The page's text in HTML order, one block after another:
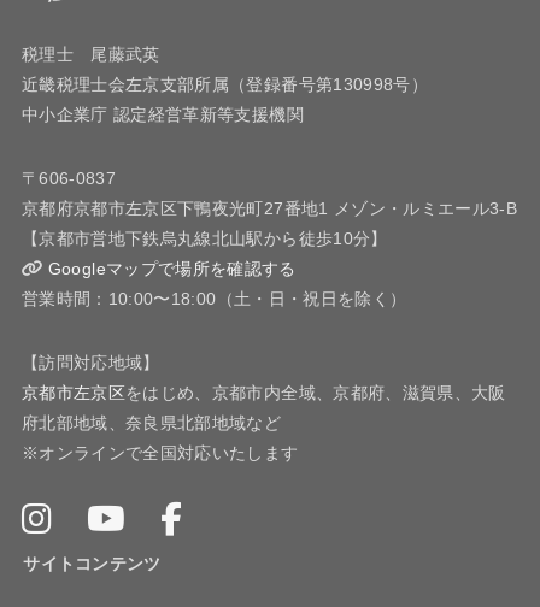
税理士 尾藤武英
近畿税理士会左京支部所属（登録番号第130998号）
中小企業庁 認定経営革新等支援機関
〒606-0837
京都府京都市左京区下鴨夜光町27番地1 メゾン・ルミエール3-B
【京都市営地下鉄烏丸線北山駅から徒歩10分】
Googleマップで場所を確認する
営業時間：10:00〜18:00（土・日・祝日を除く）
【訪問対応地域】
京都市左京区をはじめ、京都市内全域、京都府、滋賀県、大阪
府北部地域、奈良県北部地域など
※オンラインで全国対応いたします
サイトコンテンツ